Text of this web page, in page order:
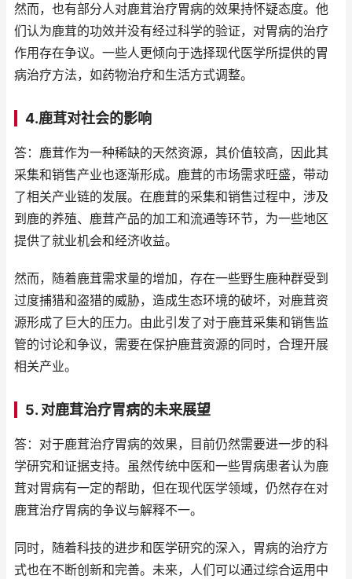
然而，也有部分人对鹿茸治疗胃病的效果持怀疑态度。他
们认为鹿茸的功效并没有经过科学的验证，对胃病的治疗
作用存在争议。一些人更倾向于选择现代医学所提供的胃
病治疗方法，如药物治疗和生活方式调整。
4.鹿茸对社会的影响
答：鹿茸作为一种稀缺的天然资源，其价值较高，因此其
采集和销售产业也逐渐形成。鹿茸的市场需求旺盛，带动
了相关产业链的发展。在鹿茸的采集和销售过程中，涉及
到鹿的养殖、鹿茸产品的加工和流通等环节，为一些地区
提供了就业机会和经济收益。
然而，随着鹿茸需求量的增加，存在一些野生鹿种群受到
过度捕猎和盗猎的威胁，造成生态环境的破坏，对鹿茸资
源形成了巨大的压力。由此引发了对于鹿茸采集和销售监
管的讨论和争议，需要在保护鹿茸资源的同时，合理开展
相关产业。
5. 对鹿茸治疗胃病的未来展望
答：对于鹿茸治疗胃病的效果，目前仍然需要进一步的科
学研究和证据支持。虽然传统中医和一些胃病患者认为鹿
茸对胃病有一定的帮助，但在现代医学领域，仍然存在对
鹿茸治疗胃病的争议与解释不一。
同时，随着科技的进步和医学研究的深入，胃病的治疗方
式也在不断创新和完善。未来，人们可以通过综合运用中